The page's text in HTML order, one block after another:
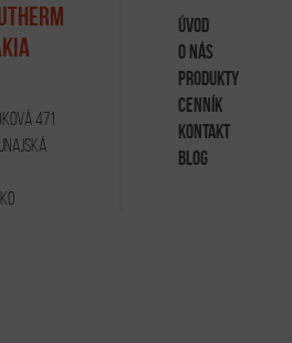
471
ÚVOD
O NÁS
PRODUKTY
CENNÍK
KONTAKT
BLOG